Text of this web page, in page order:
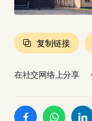
在社交网络上分享
复制链接